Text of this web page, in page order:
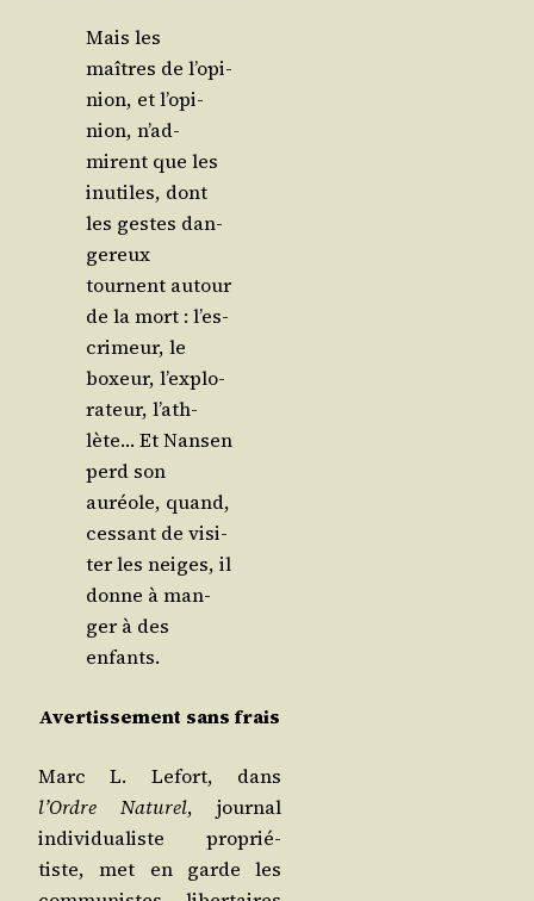
Mais les
maîtres de l’o­pi­
nion, et l’o­pi­
nion, n’ad­
mirent que les
inutiles, dont
les gestes dan­
ge­reux
tournent autour
de la mort : l’es­
cri­meur, le
boxeur, l’ex­plo­
ra­teur, l’ath­
lète… Et Nan­sen
perd son
auréole, quand,
ces­sant de visi­
ter les neiges, il
donne à man­
ger à des
enfants.
Aver­tis­se­ment sans frais
Marc L. Lefort, dans
l’Ordre Natu­rel, jour­nal
indi­vi­dua­liste pro­prié­
tiste, met en garde les